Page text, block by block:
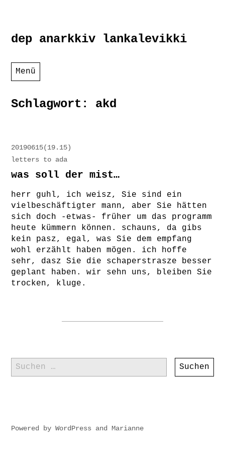
Zum
Inhalt
dep anarkkiv lankalevikki
Menü
Schlagwort: akd
20190615(19.15)
letters to ada
was soll der mist…
herr guhl, ich weisz, Sie sind ein
vielbeschäftigter mann, aber Sie hätten
sich doch -etwas- früher um das programm
heute kümmern können. schauns, da gibs
kein pasz, egal, was Sie dem empfang
wohl erzählt haben mögen. ich hoffe
sehr, dasz Sie die schaperstrasze besser
geplant haben. wir sehn uns, bleiben Sie
trocken, kluge.
Suchen
nach:
Powered byWordPress and Marianne